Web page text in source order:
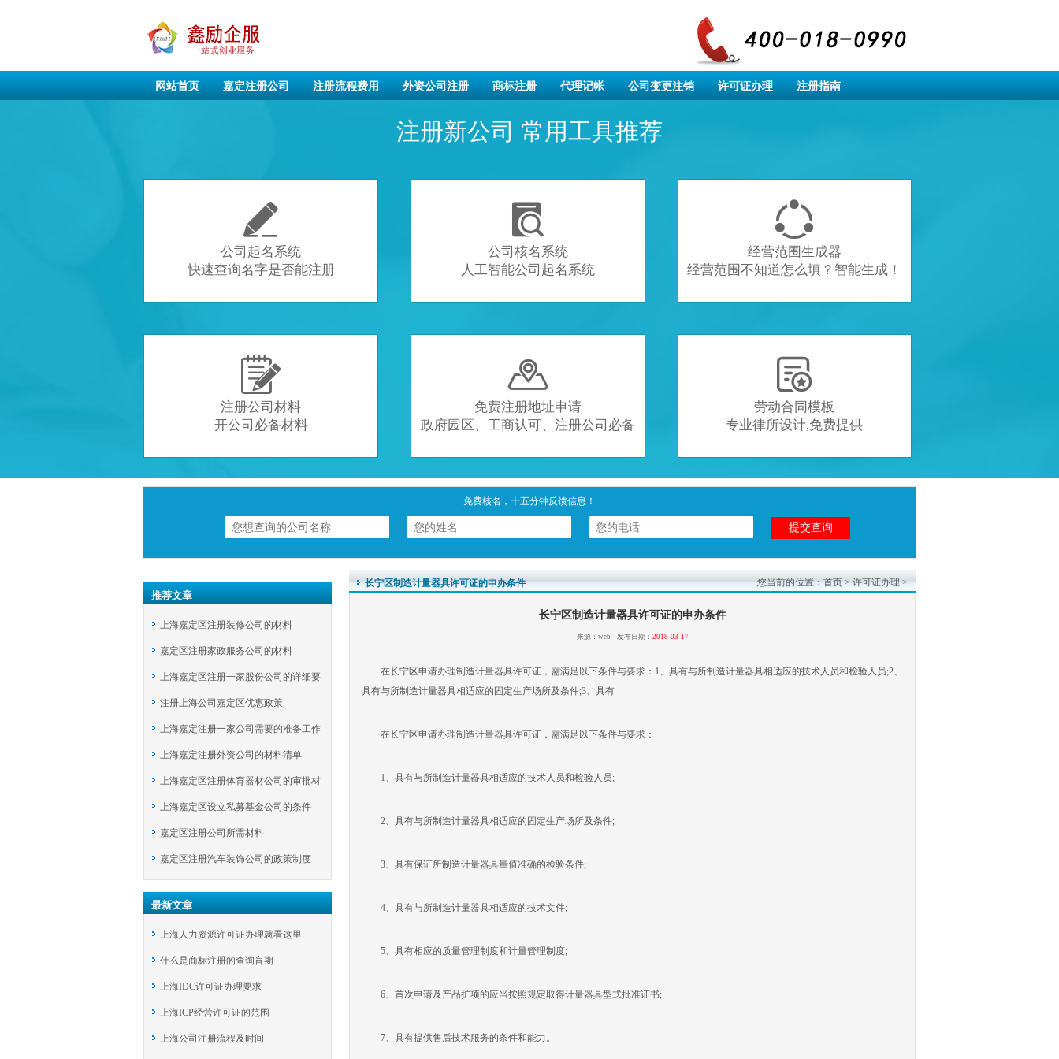
网站首页 嘉定注册公司 注册流程费用 外资公司注册 商标注册 代理记帐 公司变更注销 许可证办理 注册指南
注册新公司 常用工具推荐

公司起名系统
快速查询名字是否能注册

公司核名系统
人工智能公司起名系统

经营范围生成器
经营范围不知道怎么填？智能生成！

注册公司材料
开公司必备材料

免费注册地址申请
政府园区、工商认可、注册公司必备

劳动合同模板
专业律所设计,免费提供
免费核名，十五分钟反馈信息！
推荐文章
上海嘉定区注册装修公司的材料
嘉定区注册家政服务公司的材料
上海嘉定区注册一家股份公司的详细要
求
注册上海公司嘉定区优惠政策
上海嘉定注册一家公司需要的准备工作
上海嘉定注册外资公司的材料清单
上海嘉定区注册体育器材公司的审批材
料
上海嘉定区设立私募基金公司的条件
嘉定区注册公司所需材料
嘉定区注册汽车装饰公司的政策制度
最新文章
上海人力资源许可证办理就看这里
什么是商标注册的查询盲期
上海IDC许可证办理要求
上海ICP经营许可证的范围
上海公司注册流程及时间
长宁区制造计量器具许可证的申办条件 您当前的位置： 首页 > 许可证办理 >
长宁区制造计量器具许可证的申办条件
来源：web 发布日期： 2018-03-17
在长宁区申请办理制造计量器具许可证，需满足以下条件与要求：1、具有与所制造计量器具相适应的技术人员和检验人员;2、
具有与所制造计量器具相适应的固定生产场所及条件;3、具有
在长宁区申请办理制造计量器具许可证，需满足以下条件与要求：
1、具有与所制造计量器具相适应的技术人员和检验人员;
2、具有与所制造计量器具相适应的固定生产场所及条件;
3、具有保证所制造计量器具量值准确的检验条件;
4、具有与所制造计量器具相适应的技术文件;
5、具有相应的质量管理制度和计量管理制度;
6、首次申请及产品扩项的应当按照规定取得计量器具型式批准证书;
7、具有提供售后技术服务的条件和能力。